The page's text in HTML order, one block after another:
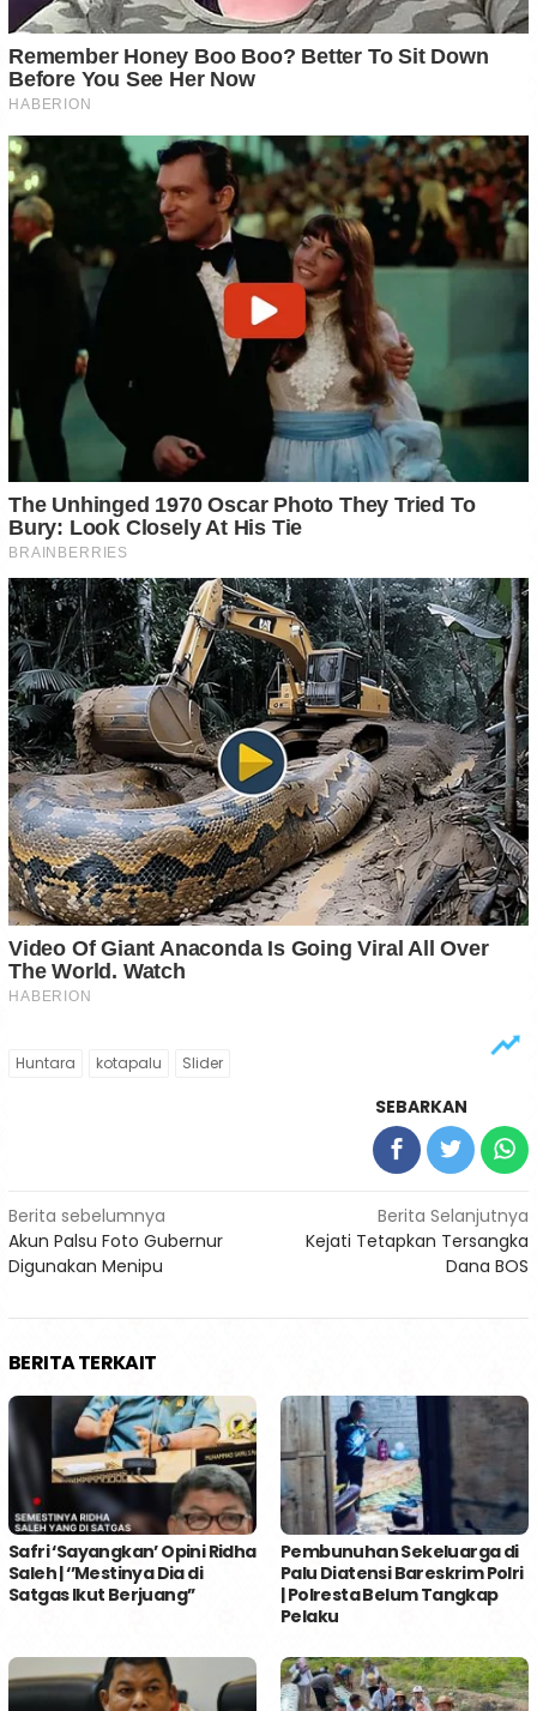
Huntara kotapalu Slider
SEBARKAN
Navigasi
pos
Berita sebelumnya
Akun Palsu Foto Gubernur
Digunakan Menipu
Berita Selanjutnya
Kejati Tetapkan Tersangka
Dana BOS
BERITA TERKAIT
Safri ‘Sayangkan’ Opini Ridha
Saleh | ‘’Mestinya Dia di
Satgas Ikut Berjuang’’
Pembunuhan Sekeluarga di
Palu Diatensi Bareskrim Polri
| Polresta Belum Tangkap
Pelaku